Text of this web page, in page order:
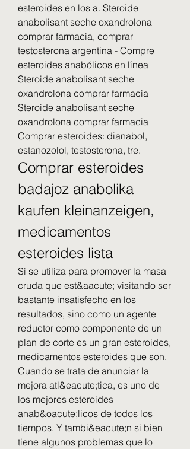
esteroides en los a. Steroide
anabolisant seche oxandrolona
comprar farmacia, comprar
testosterona argentina - Compre
esteroides anabólicos en línea
Steroide anabolisant seche
oxandrolona comprar farmacia
Steroide anabolisant seche
oxandrolona comprar farmacia
Comprar esteroides: dianabol,
estanozolol, testosterona, tre.
Comprar esteroides
badajoz anabolika
kaufen kleinanzeigen,
medicamentos
esteroides lista
Si se utiliza para promover la masa
cruda que est&aacute; visitando ser
bastante insatisfecho en los
resultados, sino como un agente
reductor como componente de un
plan de corte es un gran esteroides,
medicamentos esteroides que son.
Cuando se trata de anunciar la
mejora atl&eacute;tica, es uno de
los mejores esteroides
anab&oacute;licos de todos los
tiempos. Y tambi&eacute;n si bien
tiene algunos problemas que lo